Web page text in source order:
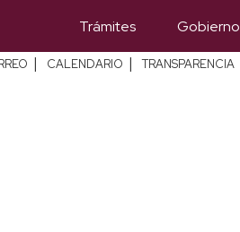
Trámites Gobierno
| CALENDARIO | TRANSPARENCIA